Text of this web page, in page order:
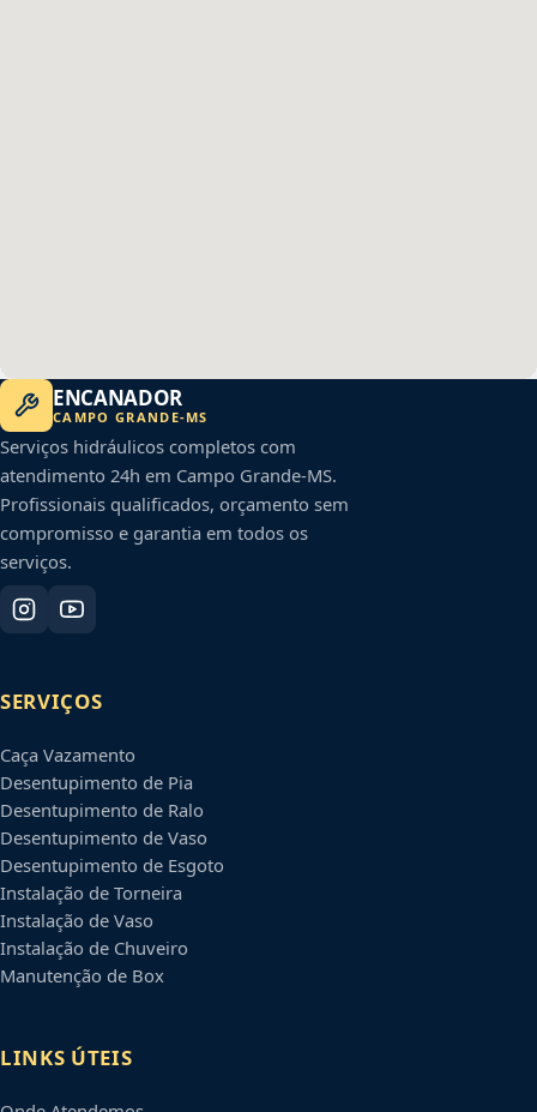
ENCANADOR
CAMPO GRANDE-MS
Serviços hidráulicos completos com
atendimento 24h em Campo Grande-MS.
Profissionais qualificados, orçamento sem
compromisso e garantia em todos os
serviços.
SERVIÇOS
Caça Vazamento
Desentupimento de Pia
Desentupimento de Ralo
Desentupimento de Vaso
Desentupimento de Esgoto
Instalação de Torneira
Instalação de Vaso
Instalação de Chuveiro
Manutenção de Box
LINKS ÚTEIS